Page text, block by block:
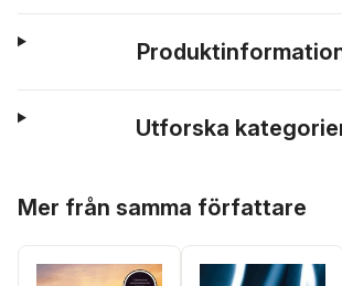
Utforska
Mer från samma författare